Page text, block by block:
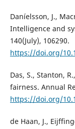
Daníelsson, J.,
Intelligence and
140(July), 106290.
https://doi.org/
Das, S., Stanton,
fairness. Annual
https://doi.org/
de Haan, J.,